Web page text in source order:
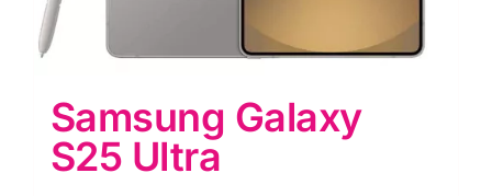
Samsung Galaxy
S25 Ultra